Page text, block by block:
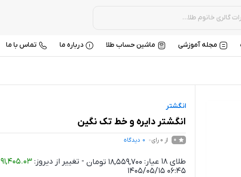
مجله آموزشی ماشین حساب طلا درباره ما تماس با ما
انگشتر
انگشتر دایره و خط تک نگین
0 از 0 رای 0 دیدگاه
طلای 18 عیار: 18,559,700 تومان - تغییر از دیروز:91,405.03
1405/05/15 06:45